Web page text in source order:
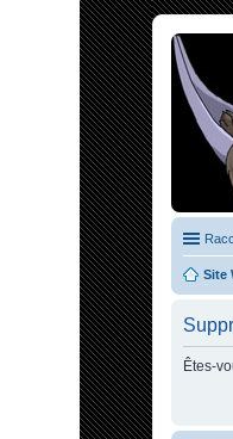
Site
Êtes-